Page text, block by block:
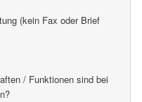
(kein Fax oder Brief
/ Funktionen sind bei